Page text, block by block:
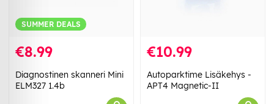
SUMMER DEALS
€8.99
Diagnostinen skanneri Mini
ELM327 1.4b
€10.99
Autoparktime Lisäkehys -
APT4 Magnetic-II